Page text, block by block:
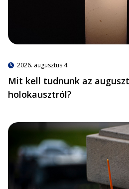
2026. augusztus 4.
Mit kell tudnunk az
holokausztról?